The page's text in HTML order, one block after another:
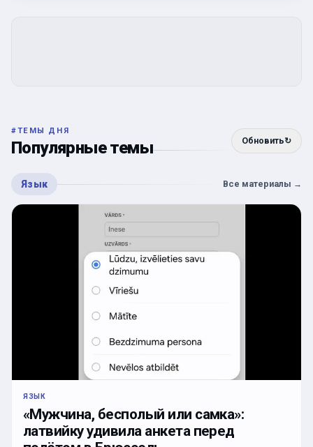
#ТЕМЫ ДНЯ
Популярные темы Обновить↻
Язык Все материалы →
ЯЗЫК
«Мужчина, бесполый или самка»:
латвийку удивила анкета перед